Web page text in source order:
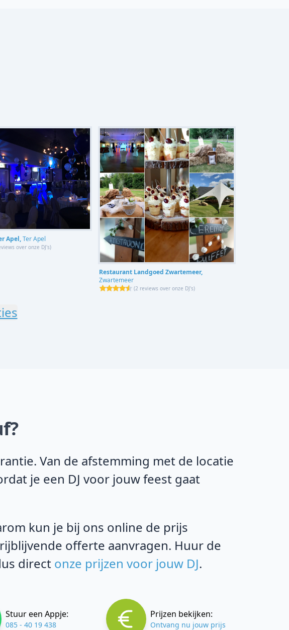
Apel,Ter Apel
over onze DJ's)
Restaurant Landgoed Zwartemeer,
Zwartemeer
(2 reviews over onze DJ's)
Van de afstemming met de locatie
je een DJ voor jouw feest gaat
kun je bij ons online de prijs
offerte aanvragen. Huur de
direct onze prijzen voor jouw DJ.
Stuur een Appje:
085 - 40 19 438
Prijzen bekijken:
Ontvang nu jouw prijs